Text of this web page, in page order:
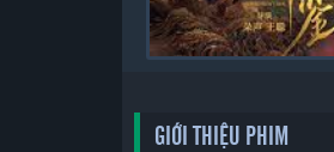
GIỚI THIỆU PHIM